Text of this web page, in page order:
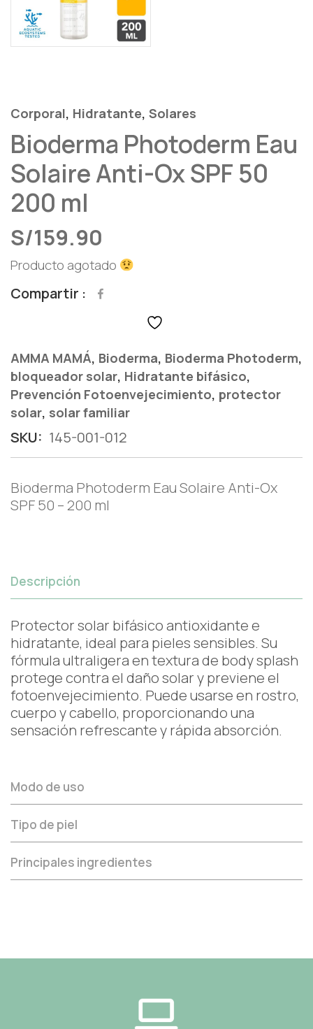
Corporal, Hidratante, Solares
Bioderma Photoderm Eau
Solaire Anti-Ox SPF 50
200 ml
S/159.90
Producto agotado
Compartir
AMMA MAMÁ, Bioderma, Bioderma Photoderm,
bloqueador solar, Hidratante bifásico,
Prevención Fotoenvejecimiento, protector
solar, solar familiar
SKU: 145-001-012
Bioderma Photoderm Eau Solaire Anti-Ox
SPF 50 – 200 ml
Descripción
Protector solar bifásico antioxidante e
hidratante, ideal para pieles sensibles. Su
fórmula ultraligera en textura de body splash
protege contra el daño solar y previene el
fotoenvejecimiento. Puede usarse en rostro,
cuerpo y cabello, proporcionando una
sensación refrescante y rápida absorción.
Modo de uso
Tipo de piel
Principales ingredientes